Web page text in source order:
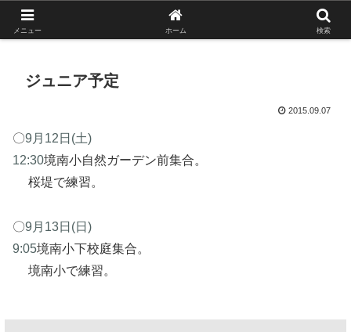
がんばれ！フルスイング！境南ブレーブス！
ジュニア予定
2015.09.07
〇9月12日(土)
12:30境南小自然ガーデン前集合。
桜堤で練習。
〇9月13日(日)
9:05境南小下校庭集合。
境南小で練習。
メニュー ホーム 検索